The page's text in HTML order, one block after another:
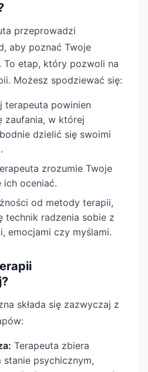
przeprowadzi
aby poznać Twoje
etap, który pozwoli na
Możesz spodziewać się:
terapeuta powinien
zaufania, w której
dzielić się swoimi
zrozumie Twoje
ich oceniać.
od metody terapii,
technik radzenia sobie z
emocjami czy myślami.
składa się zazwyczaj z
Terapeuta zbiera
psychicznym,